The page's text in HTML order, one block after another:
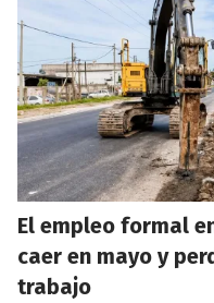
El empleo formal
caer en mayo y
trabajo